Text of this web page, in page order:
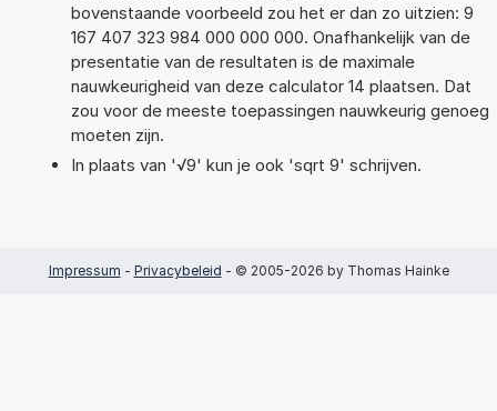
bovenstaande voorbeeld zou het er dan zo uitzien: 9
167 407 323 984 000 000 000. Onafhankelijk van de
presentatie van de resultaten is de maximale
nauwkeurigheid van deze calculator 14 plaatsen. Dat
zou voor de meeste toepassingen nauwkeurig genoeg
moeten zijn.
In plaats van '√9' kun je ook 'sqrt 9' schrijven.
Impressum - Privacybeleid - © 2005-2026 by Thomas Hainke